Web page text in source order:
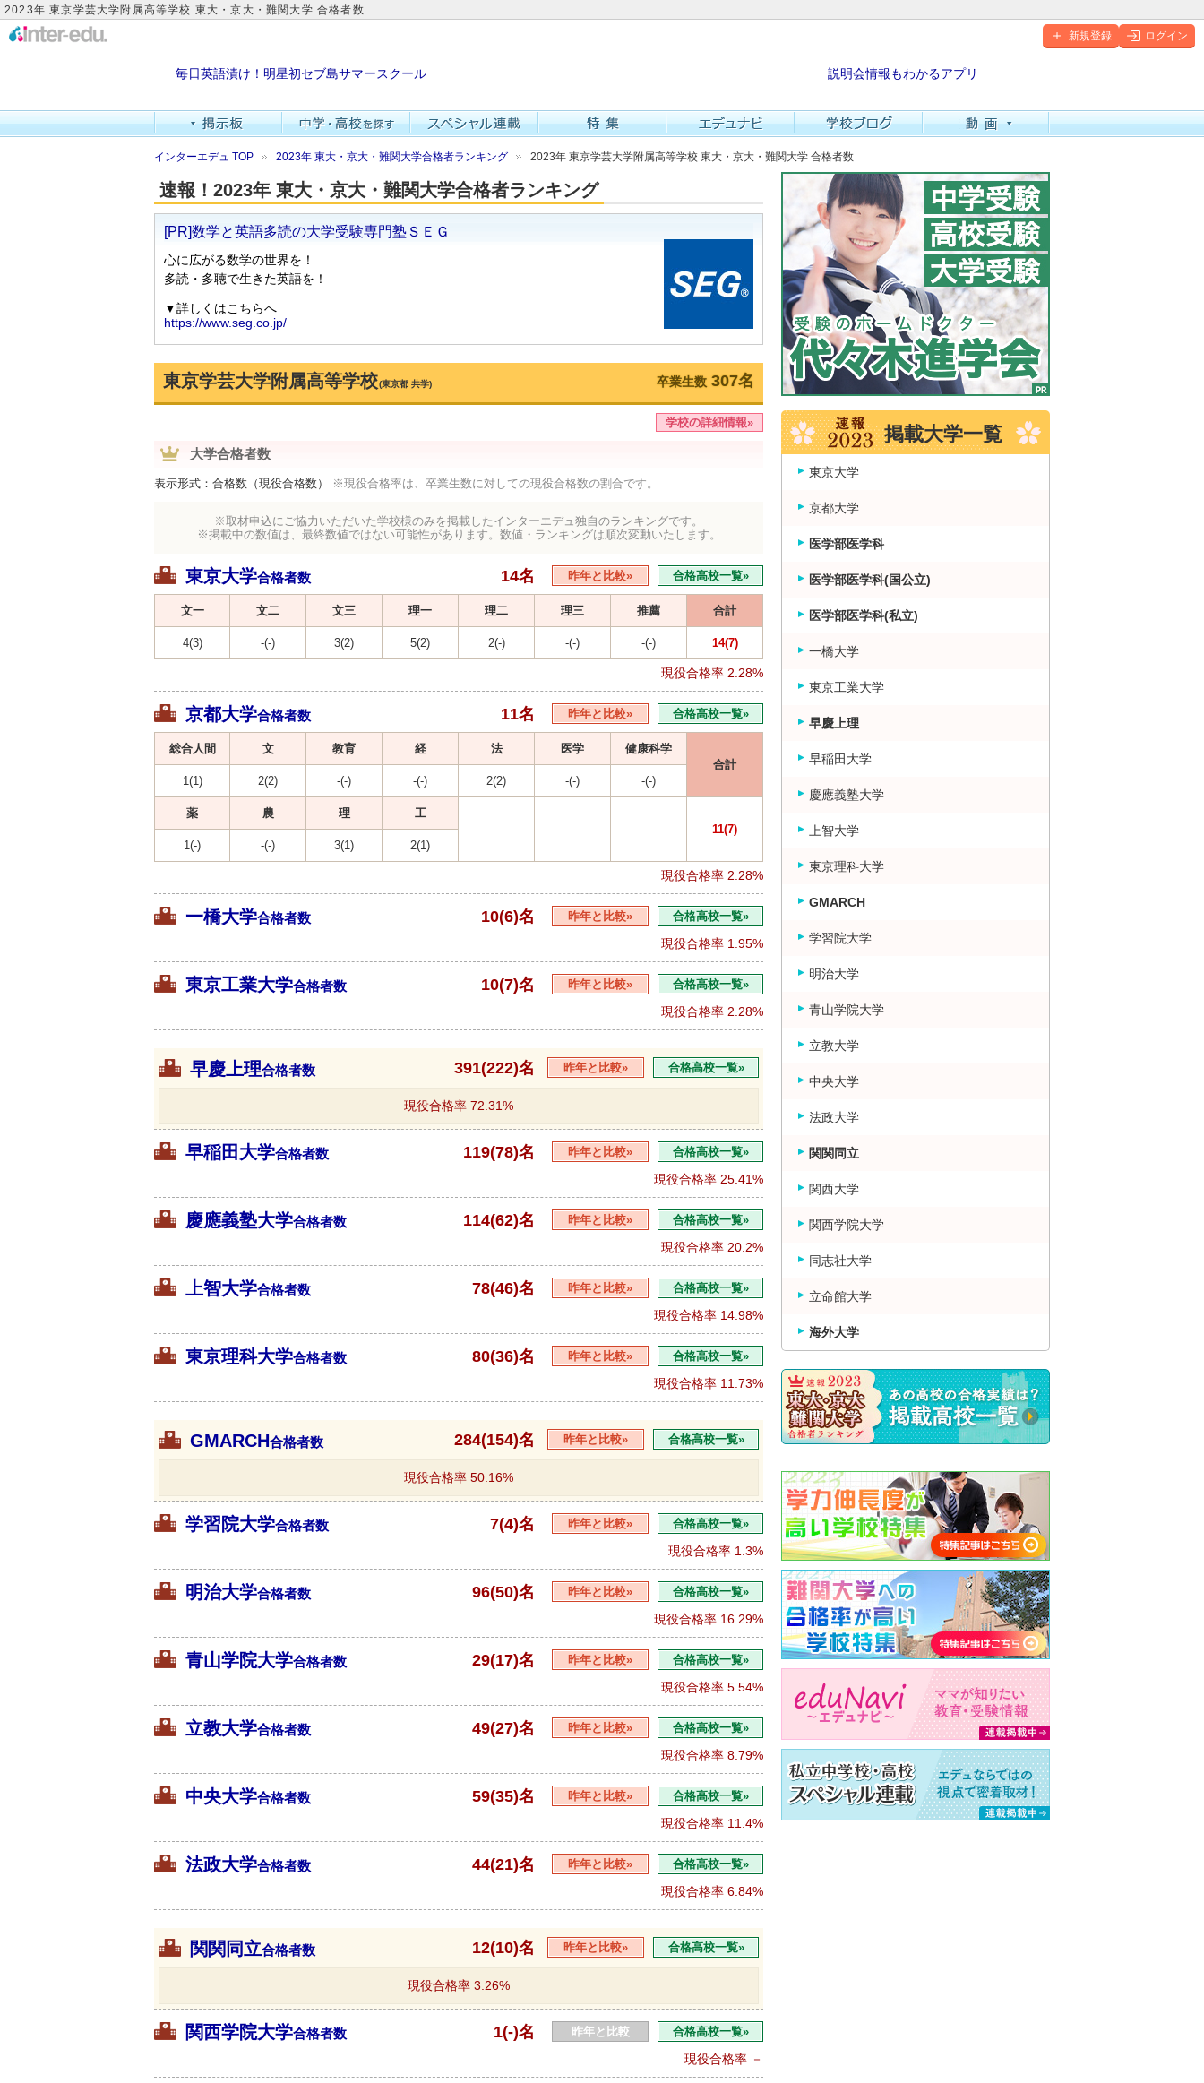
2023年 東京学芸大学附属高等学校 東大・京大・難関大学 合格者数
新規登録 ログイン
毎日英語漬け！明星初セブ島サマースクール 説明会情報もわかるアプリ
インターエデュ TOP 2023年 東大・京大・難関大学合格者ランキング 2023年 東京学芸大学附属高等学校 東大・京大・難関大学 合格者数
速報！2023年 東大・京大・難関大学合格者ランキング
東京学芸大学附属高等学校(東京都 共学) 卒業生数 307名
学校の詳細情報»
大学合格者数
表示形式：合格数（現役合格数） ※現役合格率は、卒業生数に対しての現役合格数の割合です。
※取材申込にご協力いただいた学校様のみを掲載したインターエデュ独自のランキングです。
※掲載中の数値は、最終数値ではない可能性があります。数値・ランキングは順次変動いたします。
東京大学合格者数 14名 昨年と比較» 合格高校一覧»
文一 文二 文三 理一 理二 理三 推薦 合計
4(3) -(-) 3(2) 5(2) 2(-) -(-) -(-) 14(7)
現役合格率 2.28%
京都大学合格者数 11名 昨年と比較» 合格高校一覧»
総合人間 文 教育 経 法 医学
健康科学
合計
1(1)
2(2) -(-) -(-) 2(2) -(-) -(-)
薬 農 理
工
11(7)
1(-)
-(-) 3(1) 2(1)
現役合格率 2.28%
一橋大学合格者数 10(6)名 昨年と比較» 合格高校一覧»
現役合格率 1.95%
東京工業大学合格者数 10(7)名 昨年と比較» 合格高校一覧»
現役合格率 2.28%
早慶上理合格者数 391(222)名 昨年と比較» 合格高校一覧»
現役合格率 72.31%
早稲田大学合格者数 119(78)名 昨年と比較» 合格高校一覧»
現役合格率 25.41%
慶應義塾大学合格者数 114(62)名 昨年と比較» 合格高校一覧»
現役合格率 20.2%
上智大学合格者数 78(46)名 昨年と比較» 合格高校一覧»
現役合格率 14.98%
東京理科大学合格者数 80(36)名 昨年と比較» 合格高校一覧»
現役合格率 11.73%
GMARCH合格者数 284(154)名 昨年と比較» 合格高校一覧»
現役合格率 50.16%
学習院大学合格者数 7(4)名 昨年と比較» 合格高校一覧»
現役合格率 1.3%
明治大学合格者数 96(50)名 昨年と比較» 合格高校一覧»
現役合格率 16.29%
青山学院大学合格者数 29(17)名 昨年と比較» 合格高校一覧»
現役合格率 5.54%
立教大学合格者数 49(27)名 昨年と比較» 合格高校一覧»
現役合格率 8.79%
中央大学合格者数 59(35)名 昨年と比較» 合格高校一覧»
現役合格率 11.4%
法政大学合格者数 44(21)名 昨年と比較» 合格高校一覧»
現役合格率 6.84%
関関同立合格者数 12(10)名 昨年と比較» 合格高校一覧»
現役合格率 3.26%
関西学院大学合格者数 1(-)名 昨年と比較 合格高校一覧»
現役合格率 －
掲載大学一覧
東京大学
京都大学
医学部医学科
医学部医学科(国公立)
医学部医学科(私立)
一橋大学
東京工業大学
早慶上理
早稲田大学
慶應義塾大学
上智大学
東京理科大学
GMARCH
学習院大学
明治大学
青山学院大学
立教大学
中央大学
法政大学
関関同立
関西大学
関西学院大学
同志社大学
立命館大学
海外大学